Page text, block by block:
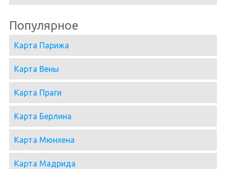
Популярное
Карта Парижа
Карта Вены
Карта Праги
Карта Берлина
Карта Мюнхена
Карта Мадрида